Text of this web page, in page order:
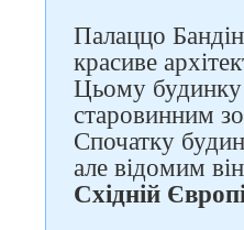
Палаццо
красиве
Цьому будинку
старовинним
Спочатку
але відомим
Східній